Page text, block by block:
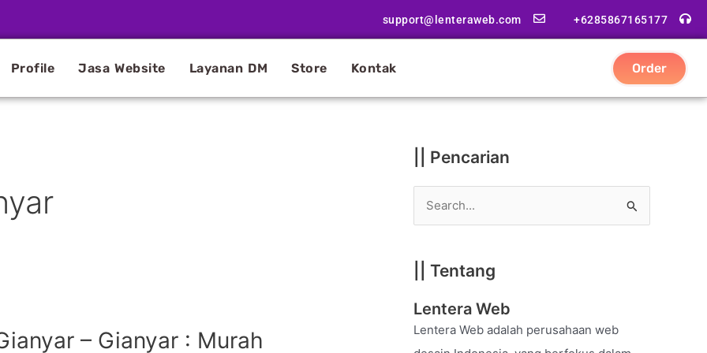
support@lenteraweb.com +6285867165177
Profile Jasa Website Layanan DM Store Kontak Order
– Gianyar : Murah
|| Pencarian
r
c
h
|| Tentang
Lentera Web
Lentera Web adalah perusahaan web
|
t
g
i